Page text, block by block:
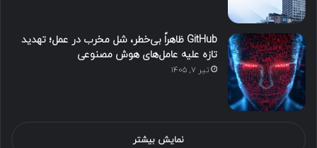
GitHub ظاهراً بی‌خطر، شل مخرب در عمل؛ تهدید
تازه علیه عامل‌های هوش مصنوعی
تیر ۷, ۱۴۰۵
نمایش بیشتر